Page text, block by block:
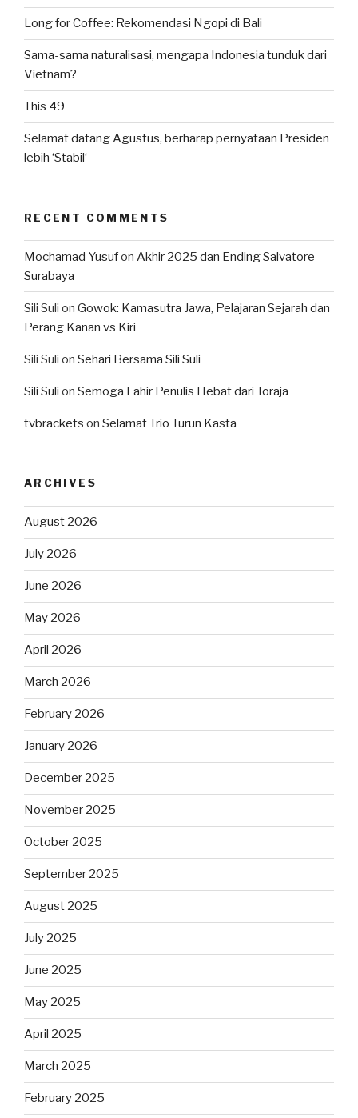
Long for Coffee: Rekomendasi Ngopi di Bali
Sama-sama naturalisasi, mengapa Indonesia tunduk dari
Vietnam?
This 49
Selamat datang Agustus, berharap pernyataan Presiden
lebih ‘Stabil‘
RECENT COMMENTS
Mochamad Yusufon Akhir 2025 dan Ending Salvatore
Surabaya
Sili Suli on Gowok: Kamasutra Jawa, Pelajaran Sejarah dan
Perang Kanan vs Kiri
Sili Suli on Sehari Bersama Sili Suli
Sili Suli on Semoga Lahir Penulis Hebat dari Toraja
tvbrackets on Selamat Trio Turun Kasta
ARCHIVES
August 2026
July 2026
June 2026
May 2026
April 2026
March 2026
February 2026
January 2026
December 2025
November 2025
October 2025
September 2025
August 2025
July 2025
June 2025
May 2025
April 2025
March 2025
February 2025